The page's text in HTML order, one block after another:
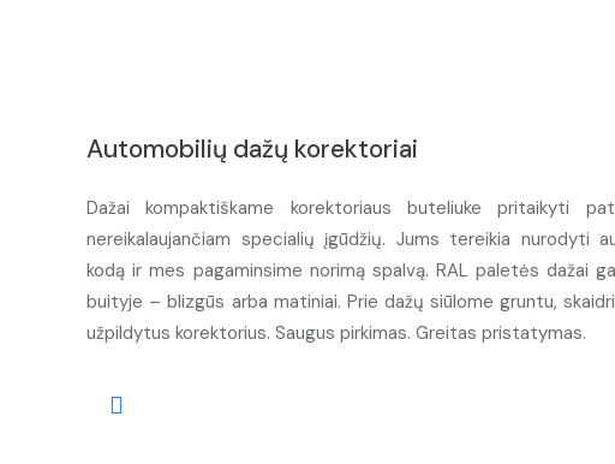
Automobilių dažų korektoriai
Dažai kompaktiškame korektoriaus buteliuke pritaikyti
nereikalaujančiam specialių įgūdžių. Jums tereikia nurodyti
kodą ir mes pagaminsime norimą spalvą. RAL paletės dažai
buityje – blizgūs arba matiniai. Prie dažų siūlome gruntu,
užpildytus korektorius. Saugus pirkimas. Greitas pristatymas.